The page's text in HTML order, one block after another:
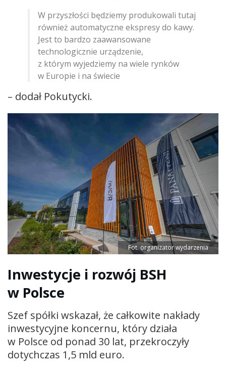
W przyszłości będziemy produkowali tutaj
również automatyczne ekspresy do kawy.
Jest to bardzo zaawansowane
technologicznie urządzenie,
z którym wyjedziemy na wiele rynków
w Europie i na świecie
– dodał Pokutycki.
Fot. organizator wydarzenia
Inwestycje i rozwój BSH
w Polsce
Szef spółki wskazał, że całkowite nakłady
inwestycyjne koncernu, który działa
w Polsce od ponad 30 lat, przekroczyły
dotychczas 1,5 mld euro.